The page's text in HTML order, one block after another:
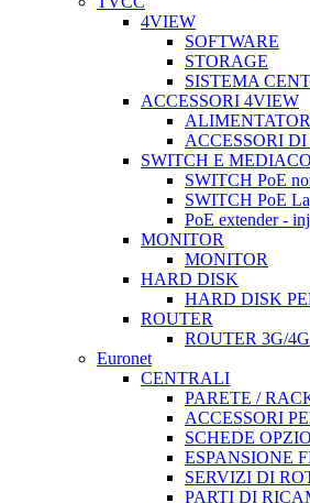
4VIEW
SOFTWARE
STORAGE
SISTEMA
ACCESSORI 4VIEW
ACCESSORI
SWITCH E
SWITCH PoE
SWITCH PoE
PoE extender -
MONITOR
MONITOR
HARD DISK
HARD DISK
ROUTER
ROUTER 3G/4G
Euronet
CENTRALI
PARETE /
ACCESSORI
SCHEDE
ESPANSIONE
SERVIZI DI
PARTI DI